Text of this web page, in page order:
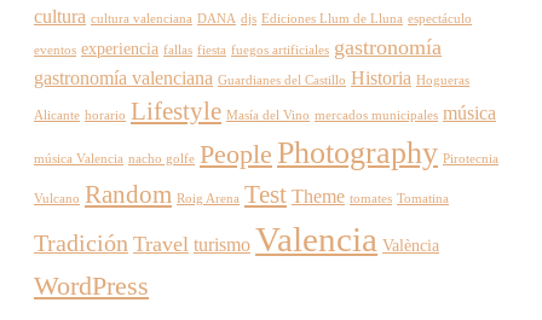
cultura cultura valenciana DANA djs Ediciones Llum de Lluna espectáculo
eventos experiencia fallas fiesta fuegos artificiales gastronomía
gastronomía valenciana Guardianes del Castillo Historia Hogueras
Alicante horario Lifestyle Masía del Vino mercados municipales música
música Valencia nacho golfe People Photography Pirotecnia
Vulcano Random Roig Arena Test Theme tomates Tomatina
Tradición Travel turismo Valencia València
WordPress